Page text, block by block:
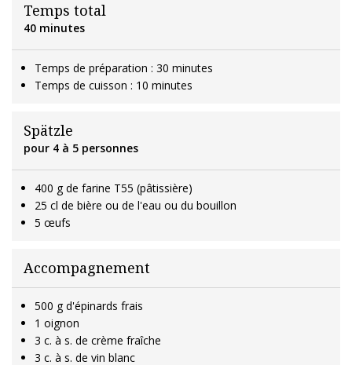
Temps total
40 minutes
Temps de préparation : 30 minutes
Temps de cuisson : 10 minutes
Spätzle
pour 4 à 5 personnes
400 g de farine T55 (pâtissière)
25 cl de bière ou de l'eau ou du bouillon
5 œufs
Accompagnement
500 g d'épinards frais
1 oignon
3 c. à s. de crème fraîche
3 c. à s. de vin blanc